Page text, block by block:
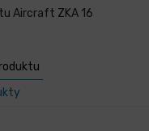
Aircraft ZKA 16